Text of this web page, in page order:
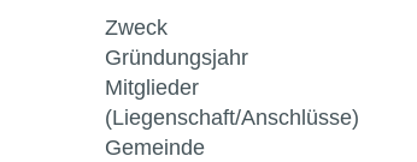
Zweck
Gründungsjahr
Mitglieder
(Liegenschaft/Anschlüsse)
Gemeinde